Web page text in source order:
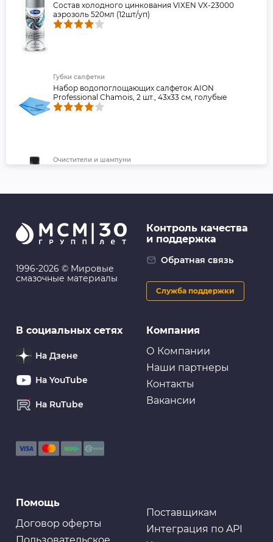
Состав холодного цинкования VIXEN VX-23000
аэрозоль 520мл (12шт/уп)
Губки салфетки
Набор водопоглощающих салфеток AION
Professional Chamois, 2 шт., 43х33 см, голубые
Очистители и шампуни
Антикоррозийные покрытия
FL019 Мастика резино-битумная (аэрозоль), 520 мл -
FILL Inn
Губка для мытья а/м KOLIBRIYA Alba- 1 Для
труднодоступ..мест, 205х95х65
Губки салфетки
Антикор-спрей с добавлением воска (прозрачный)
1996-2026 © Мировые
смазочные материалы
Компания
О Компании
Наши партнеры
Контакты
Вакансии
Помощь
Договор оферты
Поставщикам
Интеграция по API
Контроль качества
и поддержка
Обратная связь
Служба поддержки
В социальных сетях
На Дзене
На YouTube
На RuTube